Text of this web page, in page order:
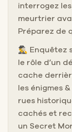
interrogez
meurtrier
Préparez de
🕵️‍♂️ Enquêtez
le rôle d’un
cache
les énigmes
rues
cachés et
un Secret